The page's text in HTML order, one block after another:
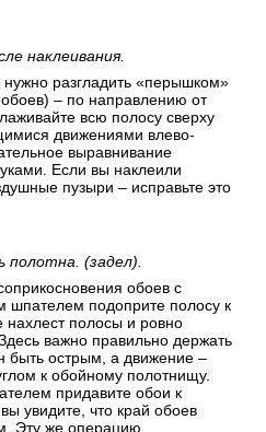
наклеивания.
разгладить «перышком»
– по направлению от
всю полосу сверху
движениями влево-
выравнивание
Если вы наклеили
пузыри – исправьте это
(задел).
обоев с
шпателем подоприте полосу к
нахлест полосы и ровно
важно правильно держать
быть острым, а движение –
к обойному полотнищу.
придавите обои к
увидите, что край обоев
Эту же операцию